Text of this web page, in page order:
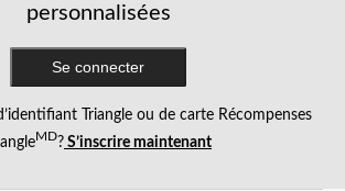
personnalisées
Se connecter
Triangle ou de carte Récompenses
MD? S’inscrire maintenant